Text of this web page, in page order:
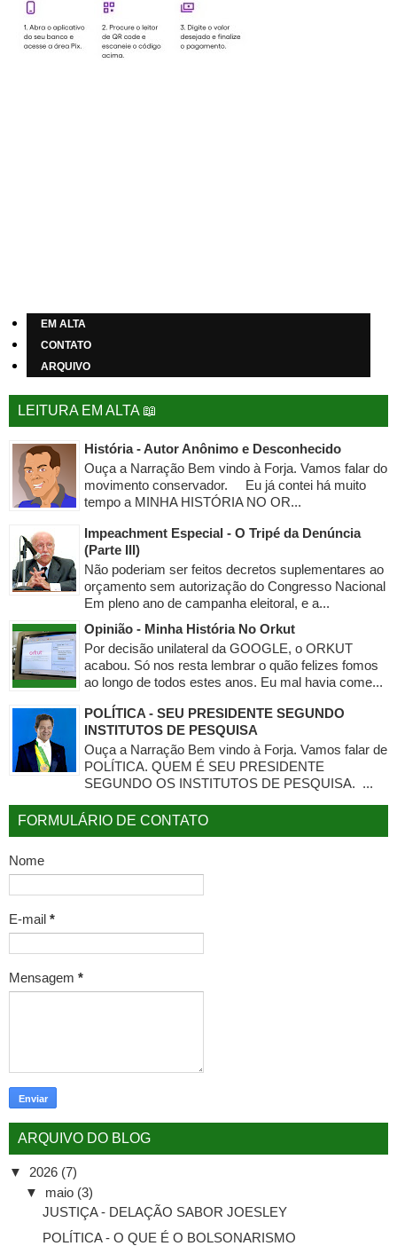
EM ALTA
CONTATO
ARQUIVO
LEITURA EM ALTA 📖
História - Autor Anônimo e Desconhecido
Ouça a Narração Bem vindo à Forja. Vamos falar do
movimento conservador. Eu já contei há muito
tempo a MINHA HISTÓRIA NO OR...
Impeachment Especial - O Tripé da Denúncia
(Parte III)
Não poderiam ser feitos decretos suplementares ao
orçamento sem autorização do Congresso Nacional
Em pleno ano de campanha eleitoral, e a...
Opinião - Minha História No Orkut
Por decisão unilateral da GOOGLE, o ORKUT
acabou. Só nos resta lembrar o quão felizes fomos
ao longo de todos estes anos. Eu mal havia come...
POLÍTICA - SEU PRESIDENTE SEGUNDO
INSTITUTOS DE PESQUISA
Ouça a Narração Bem vindo à Forja. Vamos falar de
POLÍTICA. QUEM É SEU PRESIDENTE
SEGUNDO OS INSTITUTOS DE PESQUISA. ...
FORMULÁRIO DE CONTATO
Nome
E-mail *
Mensagem *
ARQUIVO DO BLOG
▼ 2026 (7)
▼ maio (3)
JUSTIÇA - DELAÇÃO SABOR JOESLEY
POLÍTICA - O QUE É O BOLSONARISMO